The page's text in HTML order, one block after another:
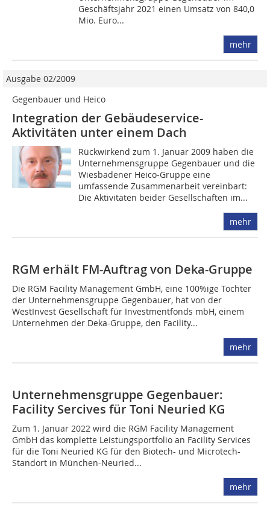
Geschäftsjahr 2021 einen Umsatz von 840,0
Mio. Euro...
mehr
Ausgabe 02/2009
Gegenbauer und Heico
Integration der Gebäudeservice-
Aktivitäten unter einem Dach
Rückwirkend zum 1. Januar 2009 haben die
Unternehmensgruppe Gegenbauer und die
Wiesbadener Heico-Gruppe ­eine
umfassende Zusammenarbeit ­vereinbart:
Die Aktivitäten beider ­Gesellschaften im...
mehr
RGM erhält FM-Auftrag von Deka-Gruppe
Die RGM Facility Management GmbH, eine 100%ige Tochter
der Unternehmensgruppe Gegenbauer, hat von der
WestInvest Gesellschaft für Investmentfonds mbH, einem
Unternehmen der Deka-Gruppe, den Facility...
mehr
Unternehmensgruppe Gegenbauer:
Facility Sercives für Toni Neuried KG
Zum 1. Januar 2022 wird die RGM Facility Management
GmbH das komplette Leistungsportfolio an Facility Services
für die Toni Neuried KG für den Biotech- und Microtech-
Standort in München-Neuried...
mehr